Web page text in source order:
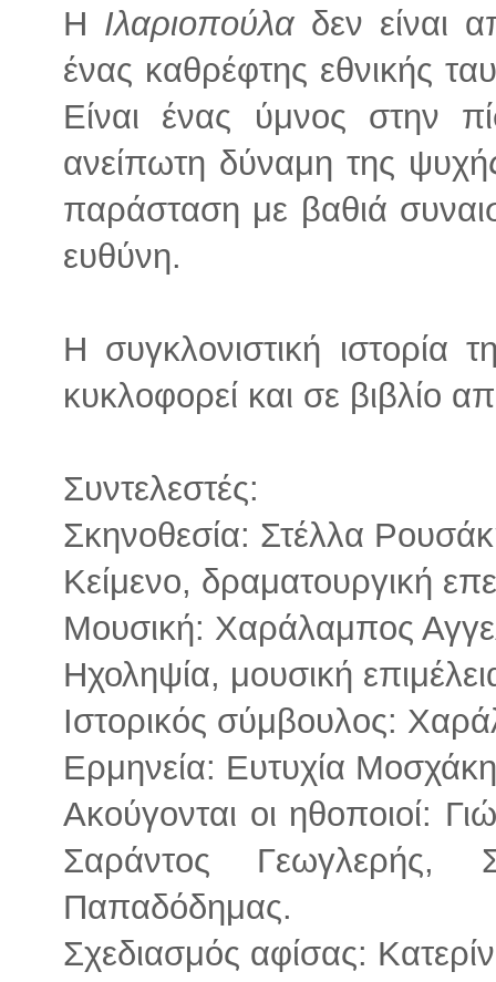
Η Ιλαριοπούλα δεν είναι
ένας καθρέφτης εθνικής
Είναι ένας ύμνος στην
ανείπωτη δύναμη της
παράσταση με βαθιά
ευθύνη.
Η συγκλονιστική ιστορία
κυκλοφορεί και σε βιβλίο
Συντελεστές:
Σκηνοθεσία: Στέλλα
Κείμενο, δραματουργική
Μουσική: Χαράλαμπος
Ηχοληψία, μουσική
Ιστορικός σύμβουλος:
Ερμηνεία: Ευτυχία Μοσχάκη
Ακούγονται οι ηθοποιοί:
Σαράντος Γεωγλερής,
Παπαδόδημας.
Σχεδιασμός αφίσας: